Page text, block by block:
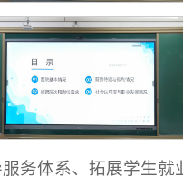
务体系、拓展学生就